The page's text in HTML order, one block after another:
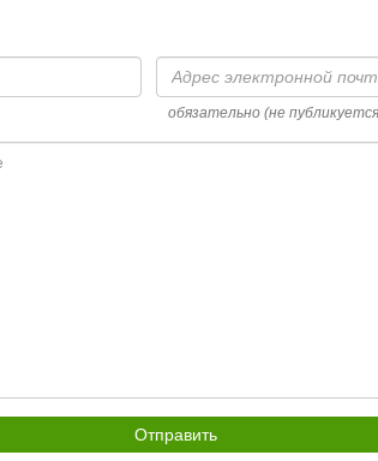
Адрес
электронной
почты
обязательно (не